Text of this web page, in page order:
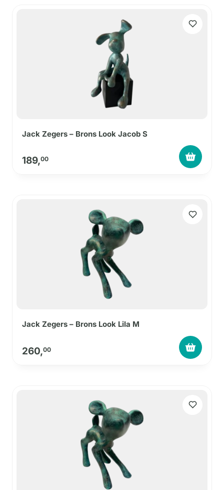
Jack Zegers – Brons Look Jacob S
189,00
Jack Zegers – Brons Look Lila M
260,00